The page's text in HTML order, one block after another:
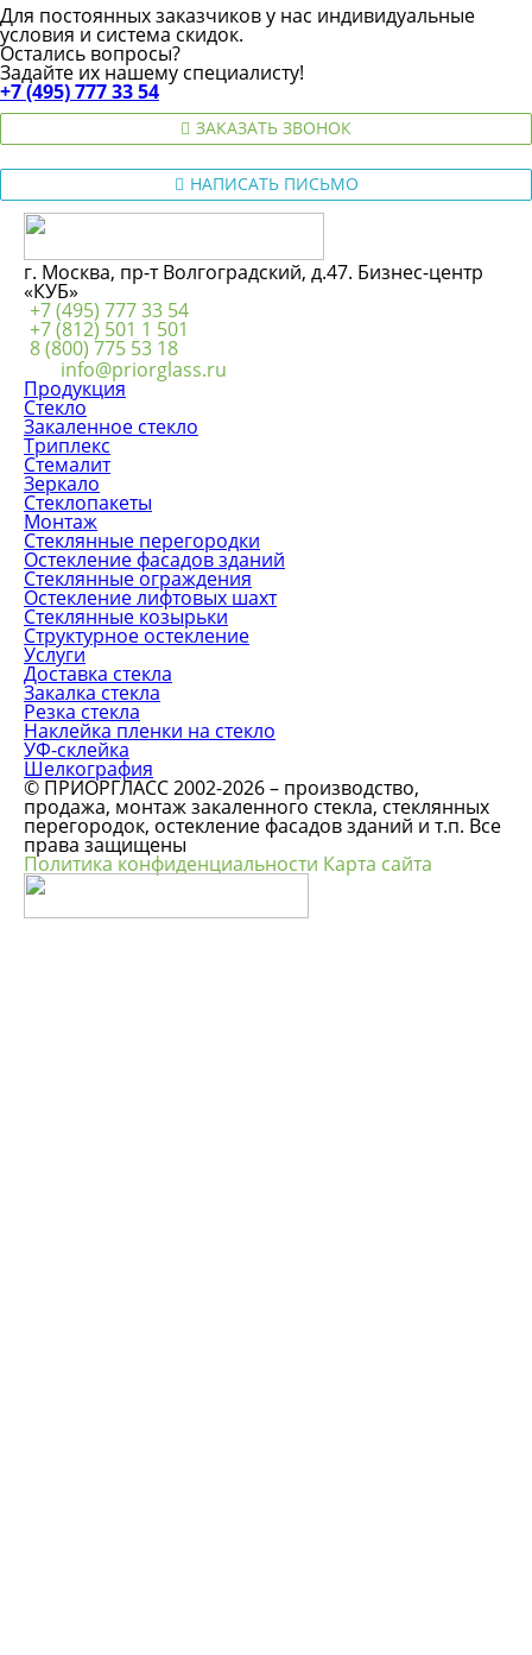
Для постоянных заказчиков у нас индивидуальные
условия и система скидок.
Остались вопросы?
Задайте их нашему специалисту!
+7 (495) 777 33 54
ЗАКАЗАТЬ ЗВОНОК
НАПИСАТЬ ПИСЬМО
г. Москва, пр-т Волгоградский, д.47. Бизнес-центр
«КУБ»
+7 (495) 777 33 54
+7 (812) 501 1 501
8 (800) 775 53 18
info@priorglass.ru
Продукция
Стекло
Закаленное стекло
Триплекс
Стемалит
Зеркало
Стеклопакеты
Монтаж
Стеклянные перегородки
Остекление фасадов зданий
Стеклянные ограждения
Остекление лифтовых шахт
Стеклянные козырьки
Структурное остекление
Услуги
Доставка стекла
Закалка стекла
Резка стекла
Наклейка пленки на стекло
УФ-склейка
Шелкография
© ПРИОРГЛАСС 2002-2026 – производство,
продажа, монтаж закаленного стекла, стеклянных
перегородок, остекление фасадов зданий и т.п. Все
права защищены
Политика конфиденциальности Карта сайта